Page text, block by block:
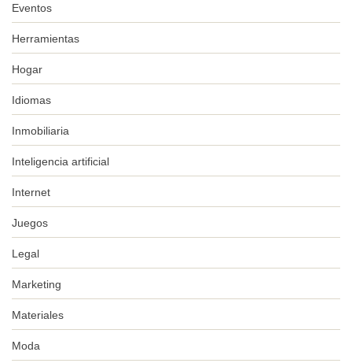
Eventos
Herramientas
Hogar
Idiomas
Inmobiliaria
Inteligencia artificial
Internet
Juegos
Legal
Marketing
Materiales
Moda